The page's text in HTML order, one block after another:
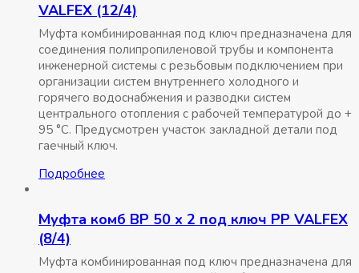
VALFEX (12/4)
Муфта комбинированная под ключ предназначена для
соединения полипропиленовой трубы и компонента
инженерной системы с резьбовым подключением при
организации систем внутреннего холодного и
горячего водоснабжения и разводки систем
центрального отопления с рабочей температурой до +
95 °С. Предусмотрен участок закладной детали под
гаечный ключ.
Подробнее
Муфта комб ВР 50 x 2 под ключ РР VALFEX
(8/4)
Муфта комбинированная под ключ предназначена для